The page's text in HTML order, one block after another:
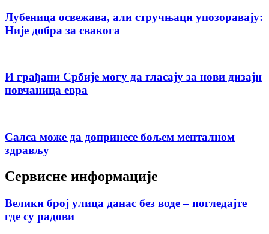
Лубеница освежава, али стручњаци упозоравају:
Није добра за свакога
И грађани Србије могу да гласају за нови дизајн
новчаница евра
Салса може да допринесе бољем менталном
здрављу
Сервисне информације
Велики број улица данас без воде – погледајте
где су радови